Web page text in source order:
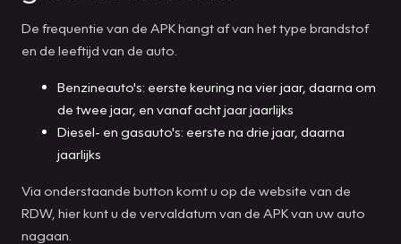
De frequentie van de APK hangt af van het type brandstof
en de leeftijd van de auto.
Benzineauto's: eerste keuring na vier jaar, daarna om
de twee jaar, en vanaf acht jaar jaarlijks
Diesel- en gasauto's: eerste na drie jaar, daarna
jaarlijks
Via onderstaande button komt u op de website van de
RDW, hier kunt u de vervaldatum van de APK van uw auto
nagaan.